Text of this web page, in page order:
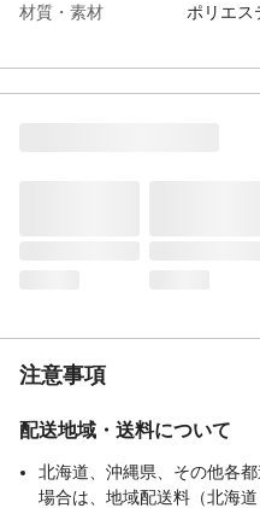
材質・素材
ポリエス
製造元
(株)包む
注意事項
配送地域・送料について
北海道、沖縄県、その他各
場合は、地域配送料（北海